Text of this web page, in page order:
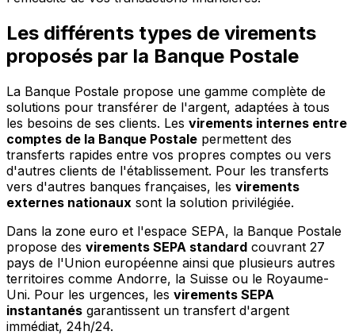
Les différents types de virements
proposés par la Banque Postale
La Banque Postale propose une gamme complète de
solutions pour transférer de l'argent, adaptées à tous
les besoins de ses clients. Les virements internes entre
comptes de la Banque Postale permettent des
transferts rapides entre vos propres comptes ou vers
d'autres clients de l'établissement. Pour les transferts
vers d'autres banques françaises, les virements
externes nationaux sont la solution privilégiée.
Dans la zone euro et l'espace SEPA, la Banque Postale
propose des virements SEPA standard couvrant 27
pays de l'Union européenne ainsi que plusieurs autres
territoires comme Andorre, la Suisse ou le Royaume-
Uni. Pour les urgences, les virements SEPA
instantanés garantissent un transfert d'argent
immédiat, 24h/24.